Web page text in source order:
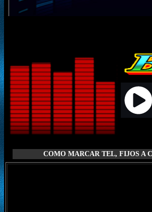
COMO MARCAR TEL, FIJOS A